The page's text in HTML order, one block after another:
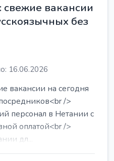
свежие вакансии
без
16.06.2026
вакансии на сегодня
/>
персонал в Нетании с
оплатой<br />
дл...